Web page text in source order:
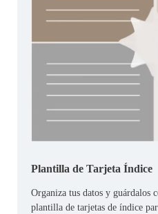
Plantilla de Tarjeta Índice
Organiza tus datos y guárdalos
plantilla de tarjetas de índice